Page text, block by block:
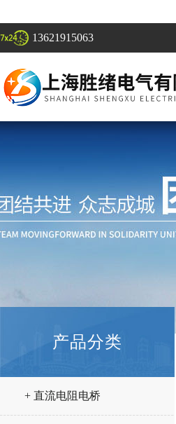
13621915063
产品分类
+ 直流电阻电桥